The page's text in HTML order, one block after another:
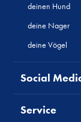
deinen Hund
deine Nager
deine Vögel
Social
Service